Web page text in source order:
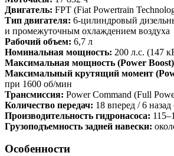
Двигатель: FPT (Fiat Powertrain
Тип двигателя: 6-цилиндровый
и промежуточным охлаждением воздуха
Рабочий объем: 6,7 л
Номинальная мощность: 200 л.с. (147
Максимальная мощность (Power
Максимальный крутящий момент
при 1600 об/мин
Трансмиссия: Power Command (Full
Количество передач: 18 вперед / 6
Производительность гидронасоса:
Грузоподъемность задней навески:
Особенности